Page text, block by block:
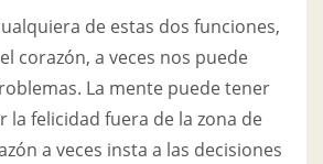
de estas dos funciones,
corazón, a veces nos puede
La mente puede tener
la felicidad fuera de la zona de
a veces insta a las decisiones